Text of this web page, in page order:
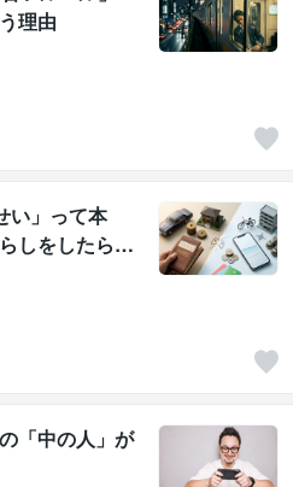
理由
い」って本
しをしたら…
「中の人」が